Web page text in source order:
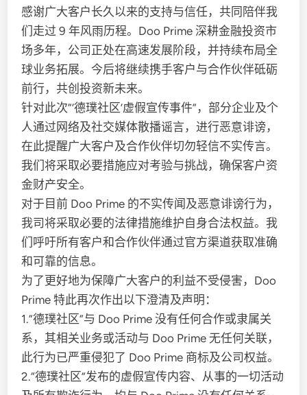
感谢广大客户长久以来的支持与信任，共同陪伴我
们走过 9 年风雨历程。Doo Prime 深耕金融投资市
场多年，公司正处在高速发展阶段，并持续布局全
球业务拓展。今后将继续携手客户与合作伙伴砥砺
前行，共创投资新未来。
针对此次”’德璞社区’虚假宣传事件”，部分企业及个
人通过网络及社交媒体散播谣言，进行恶意诽谤，
在此提醒广大客户及合作伙伴切勿轻信不实传言。
我们将采取必要措施应对考验与挑战，确保客户资
金财产安全。
对于目前 Doo Prime 的不实传闻及恶意诽谤行为，
我司将采取必要的法律措施维护自身合法权益。我
们呼吁所有客户和合作伙伴通过官方渠道获取准确
和可靠的信息。
为了更好地为保障广大客户的利益不受侵害，Doo
Prime 特此再次作出以下澄清及声明：
1.”德璞社区”与 Doo Prime 没有任何合作或隶属关
系，其相关业务或活动与 Doo Prime 无任何关联，
此行为已严重侵犯了 Doo Prime 商标及公司权益。
2.“德璞社区”发布的虚假宣传内容、从事的一切活动